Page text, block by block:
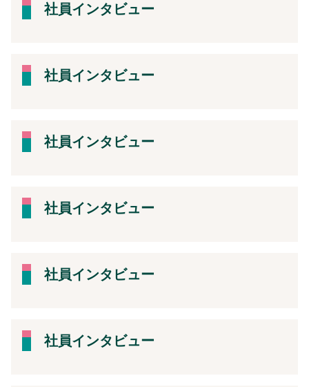
社員インタビュー
社員インタビュー
社員インタビュー
社員インタビュー
社員インタビュー
社員インタビュー